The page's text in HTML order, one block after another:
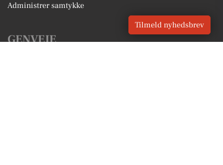
Administrer samtykke
GENVEJE
Tilmeld nyhedsbrev